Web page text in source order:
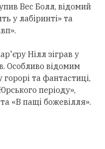
Вес Болл, відомий
у лабіринті» та
Нілл зіграв у
Особливо відомим
та фантастиці,
періоду»,
«В пащі божевілля».